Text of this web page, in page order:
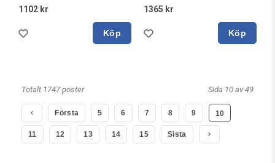
1102 kr
Köp
1365 kr
Köp
Totalt 1747 poster Sida 10 av 49
Första 5 6 7 8 9 10
11 12 13 14 15 Sista